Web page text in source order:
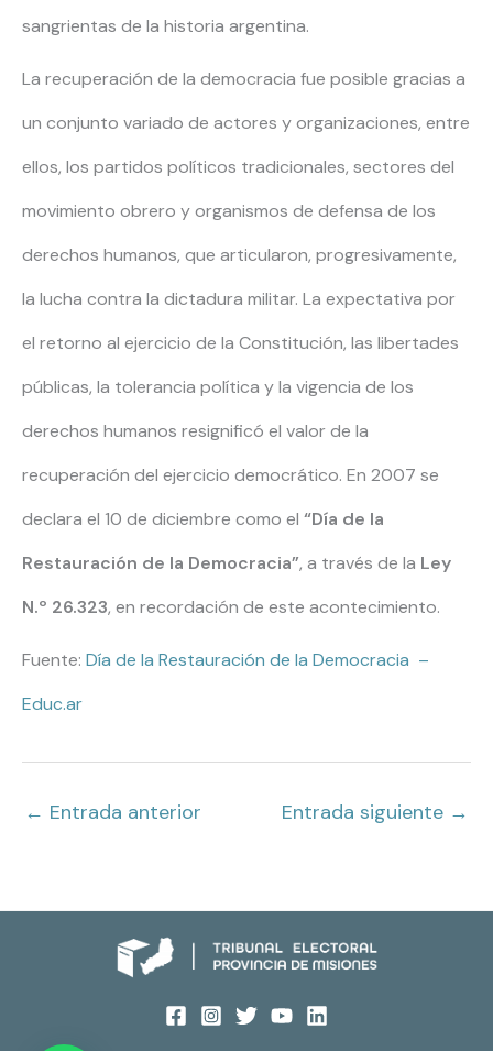
sangrientas de la historia argentina.
La recuperación de la democracia fue posible gracias a
un conjunto variado de actores y organizaciones, entre
ellos, los partidos políticos tradicionales, sectores del
movimiento obrero y organismos de defensa de los
derechos humanos, que articularon, progresivamente,
la lucha contra la dictadura militar. La expectativa por
el retorno al ejercicio de la Constitución, las libertades
públicas, la tolerancia política y la vigencia de los
derechos humanos resignificó el valor de la
recuperación del ejercicio democrático. En 2007 se
declara el 10 de diciembre como el “Día de la
Restauración de la Democracia”, a través de la Ley
N.º 26.323, en recordación de este acontecimiento.
Fuente: Día de la Restauración de la Democracia –
Educ.ar
← Entrada anterior Entrada siguiente →